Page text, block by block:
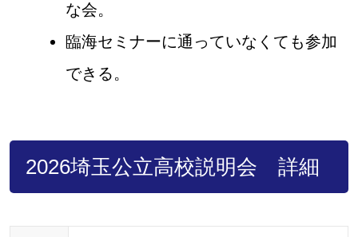
な会。
臨海セミナーに通っていなくても参加
できる。
2026埼玉公立高校説明会 詳細